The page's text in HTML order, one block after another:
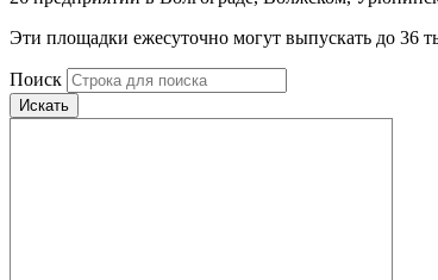
Эти площадки ежесуточно могут выпускать до 36
Поиск
Искать